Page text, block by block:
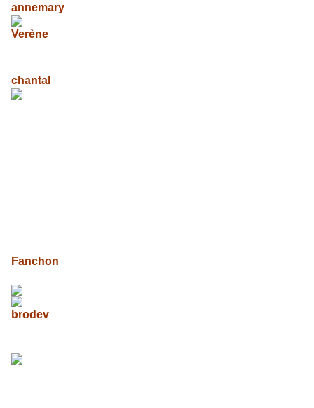
annemary
Verène
chantal
Fanchon
brodev